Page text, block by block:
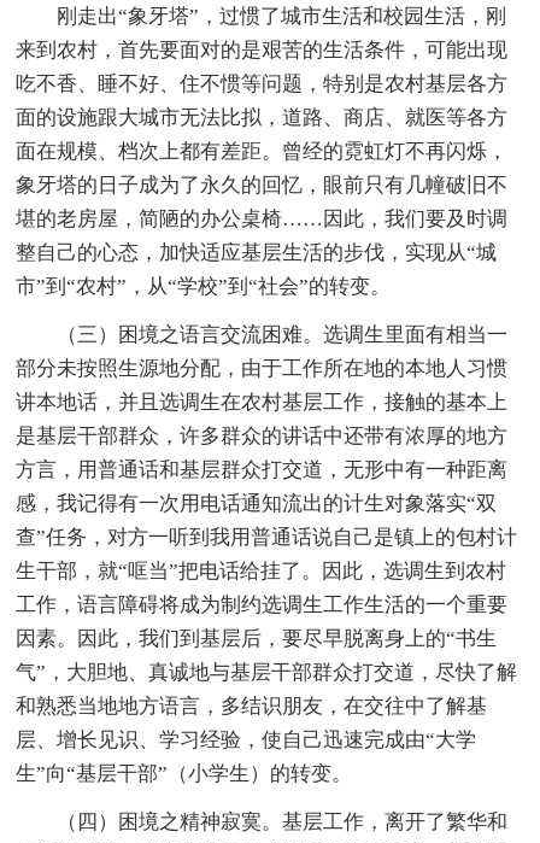
刚走出“象牙塔”，过惯了城市生活和校园生活，刚
来到农村，首先要面对的是艰苦的生活条件，可能出现
吃不香、睡不好、住不惯等问题，特别是农村基层各方
面的设施跟大城市无法比拟，道路、商店、就医等各方
面在规模、档次上都有差距。曾经的霓虹灯不再闪烁，
象牙塔的日子成为了永久的回忆，眼前只有几幢破旧不
堪的老房屋，简陋的办公桌椅……因此，我们要及时调
整自己的心态，加快适应基层生活的步伐，实现从“城
市”到“农村”，从“学校”到“社会”的转变。
（三）困境之语言交流困难。选调生里面有相当一
部分未按照生源地分配，由于工作所在地的本地人习惯
讲本地话，并且选调生在农村基层工作，接触的基本上
是基层干部群众，许多群众的讲话中还带有浓厚的地方
方言，用普通话和基层群众打交道，无形中有一种距离
感，我记得有一次用电话通知流出的计生对象落实“双
查”任务，对方一听到我用普通话说自己是镇上的包村计
生干部，就“哐当”把电话给挂了。因此，选调生到农村
工作，语言障碍将成为制约选调生工作生活的一个重要
因素。因此，我们到基层后，要尽早脱离身上的“书生
气”，大胆地、真诚地与基层干部群众打交道，尽快了解
和熟悉当地地方语言，多结识朋友，在交往中了解基
层、增长见识、学习经验，使自己迅速完成由“大学
生”向“基层干部”（小学生）的转变。
（四）困境之精神寂寞。基层工作，离开了繁华和